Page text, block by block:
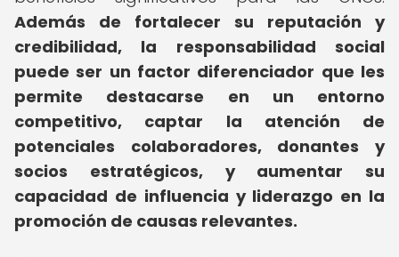
Además de fortalecer su reputación y
credibilidad, la responsabilidad social
puede ser un factor diferenciador que les
permite destacarse en un entorno
competitivo, captar la atención de
potenciales colaboradores, donantes y
socios estratégicos, y aumentar su
capacidad de influencia y liderazgo en la
promoción de causas relevantes.